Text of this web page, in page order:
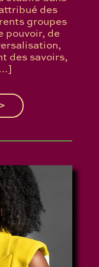
des
groupes
pouvoir, de
des savoirs,